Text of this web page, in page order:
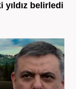
belirledi